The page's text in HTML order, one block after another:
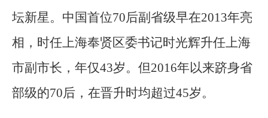
坛新星。中国首位70后副省级早在2013年亮
相，时任上海奉贤区委书记时光辉升任上海
市副市长，年仅43岁。但2016年以来跻身省
部级的70后，在晋升时均超过45岁。